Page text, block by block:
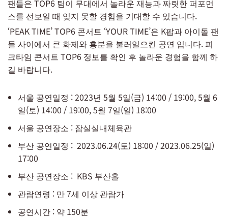
팬들은 TOP6 팀이 무대에서 놀라운 재능과 짜릿한 퍼포먼
스를 선보일 때 잊지 못할 경험을 기대할 수 있습니다.
‘PEAK TIME’ TOP6 콘서트 ‘YOUR TIME’은 K팝과 아이돌 팬
들 사이에서 큰 화제와 흥분을 불러일으킨 공연 입니다. 피
크타임 콘서트 TOP6 정보를 확인 후 놀라운 경험을 함께 하
길 바랍니다.
서울 공연일정 : 2023년 5월 5일(금) 14:00 / 19:00, 5월 6
일(토) 14:00 / 19:00, 5월 7일(일) 18:00
서울 공연장소 : 잠실실내체육관
부산 공연일정 : 2023.06.24(토) 18:00 / 2023.06.25(일)
17:00
부산 공연장소 : KBS 부산홀
관람연령 : 만 7세 이상 관람가
공연시간 : 약 150분